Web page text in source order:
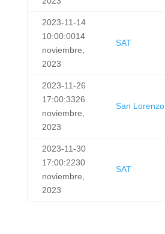
2023-11-14
10:00:0014
noviembre,
2023
SAT
2023-11-26
17:00:3326
noviembre,
2023
San Lorenzo
2023-11-30
17:00:2230
noviembre,
2023
SAT